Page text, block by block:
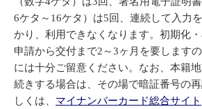
6ケタ～16ケタ）は5回、連続して入力
かり、利用できなくなります。初期化・
申請から交付まで2～3ヶ月を要します
には十分ご留意ください。なお、本籍
続きする場合は、その場で暗証番号の
しくは、 マイナンバーカード総合サイト